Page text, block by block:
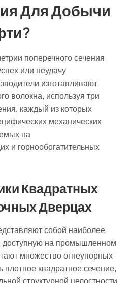
Для Добычи
поперечного сечения
или неудачу
изготавливают
волокна, используя три
каждый из которых
механических
на
и горнообогатительных
Квадратных
Дверцах
собой наиболее
доступную на промышленном
множество огнеупорных
плотное квадратное сечение,